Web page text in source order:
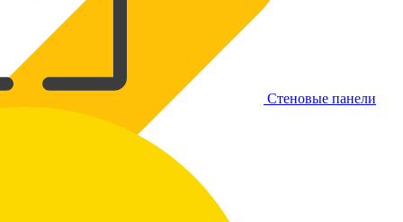
Стеновые панели